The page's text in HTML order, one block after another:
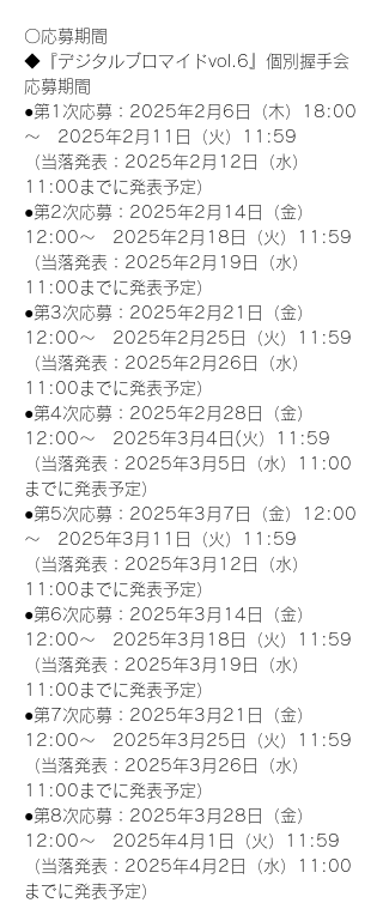
〇応募期間
◆『デジタルブロマイドvol.6』個別握手会
応募期間
●第1次応募：2025年2月6日（木）18:00
～　2025年2月11日（火）11:59
（当落発表：2025年2月12日（水）
11:00までに発表予定）
●第2次応募：2025年2月14日（金）
12:00～　2025年2月18日（火）11:59
（当落発表：2025年2月19日（水）
11:00までに発表予定）
●第3次応募：2025年2月21日（金）
12:00～　2025年2月25日（火）11:59
（当落発表：2025年2月26日（水）
11:00までに発表予定）
●第4次応募：2025年2月28日（金）
12:00～　2025年3月4日(火）11:59
（当落発表：2025年3月5日（水）11:00
までに発表予定）
●第5次応募：2025年3月7日（金）12:00
～　2025年3月11日（火）11:59
（当落発表：2025年3月12日（水）
11:00までに発表予定）
●第6次応募：2025年3月14日（金）
12:00～　2025年3月18日（火）11:59
（当落発表：2025年3月19日（水）
11:00までに発表予定）
●第7次応募：2025年3月21日（金）
12:00～　2025年3月25日（火）11:59
（当落発表：2025年3月26日（水）
11:00までに発表予定）
●第8次応募：2025年3月28日（金）
12:00～　2025年4月1日（火）11:59
（当落発表：2025年4月2日（水）11:00
までに発表予定）